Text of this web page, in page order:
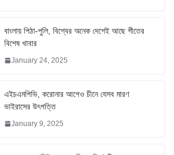
বাংলায় পিঠা-পুলি, বিশ্বের অনেক দেশেই আছে শীতের
বিশেষ খাবার
January 24, 2025
এইচএমপিভি, করোনার আগেও চীনে যেসব মারণ
ভাইরাসের উৎপত্তি
January 9, 2025